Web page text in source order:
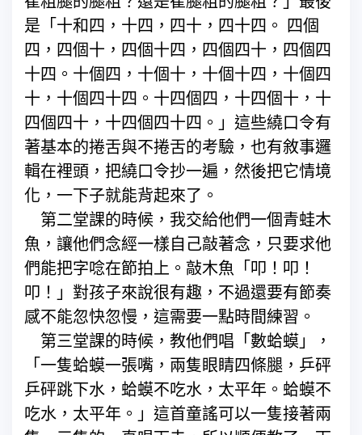
是「十和四，十四，四十，四十四。 四個
四，四個十，四個十四，四個四十，四個四
十四。十個四，十個十，十個十四，十個四
十，十個四十四。十四個四，十四個十，十
四個四十，十四個四十四。」這些繞口令有
著基本的捲舌與不捲舌的考驗，也有敘事邏
輯在裡頭，把繞口令抄一遍，然後把它情境
化，一下子就能背起來了。
第二堂課的時候，我交給他們一個青蛙木
魚，讓他們念經一樣自己敲著念，只要求他
們能把字唸在節拍上。敲木魚「叩！叩！
叩！」對孩子來說很有趣，不過還要有節奏
感不能忽快忽慢，這需要一點時間練習。
第三堂課的時候，教他們唱「數蛤蟆」，
「一隻蛤蟆一張嘴，兩隻眼睛四條腿，乒砰
乒砰跳下水，蛤蟆不吃水，太平年。蛤蟆不
吃水，太平年。」這首童謠可以一隻接著兩